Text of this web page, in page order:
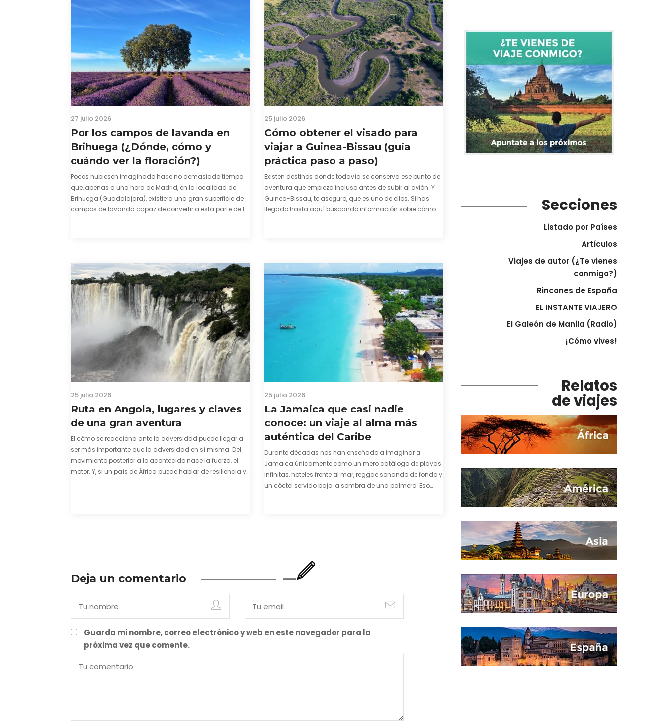
27 julio 2026
Por los campos de lavanda en
Brihuega (¿Dónde, cómo y
cuándo ver la floración?)
Pocos hubiesen imaginado hace no demasiado tiempo
que, apenas a una hora de Madrid, en la localidad de
Brihuega (Guadalajara), existiera una gran superficie de
campos de lavanda capaz de convertir a esta parte de la
25 julio 2026
Cómo obtener el visado para
viajar a Guinea-Bissau (guía
práctica paso a paso)
Existen destinos donde todavía se conserva ese punto de
aventura que empieza incluso antes de subir al avión. Y
Guinea-Bissau, te aseguro, que es uno de ellos. Si has
llegado hasta aquí buscando información sobre cómo
25 julio 2026
Ruta en Angola, lugares y claves
de una gran aventura
El cómo se reacciona ante la adversidad puede llegar a
ser más importante que la adversidad en sí misma. Del
movimiento posterior a lo acontecido nace la fuerza, el
motor. Y, si un país de África puede hablar de resiliencia y
25 julio 2026
La Jamaica que casi nadie
conoce: un viaje al alma más
auténtica del Caribe
Durante décadas nos han enseñado a imaginar a
Jamaica únicamente como un mero catálogo de playas
infinitas, hoteles frente al mar, reggae sonando de fondo y
un cóctel servido bajo la sombra de una palmera. Eso
Deja un comentario
Guarda mi nombre, correo electrónico y web en este navegador para la
próxima vez que comente.
Secciones
Listado por Países
Artículos
Viajes de autor (¿Te vienes
conmigo?)
Rincones de España
EL INSTANTE VIAJERO
El Galeón de Manila (Radio)
¡Cómo vives!
Relatos
de viajes